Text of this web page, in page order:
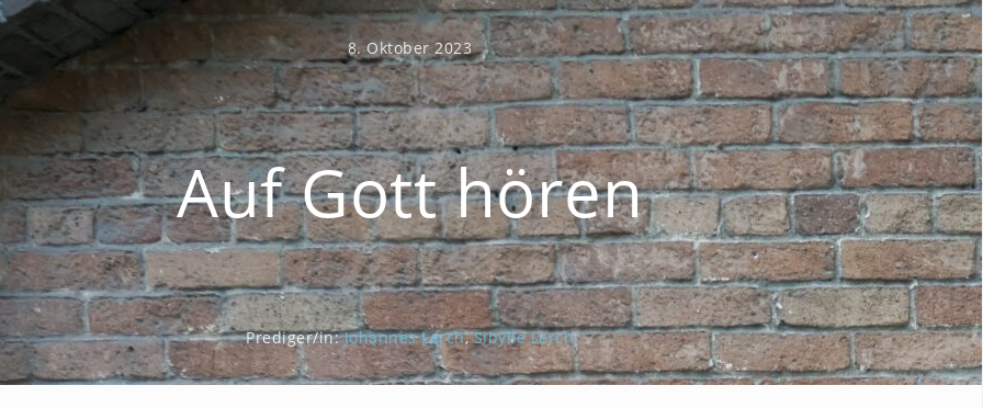
8. Oktober 2023
Auf Gott hören
Prediger/in: Johannes Lerch,Sibylle Lerch